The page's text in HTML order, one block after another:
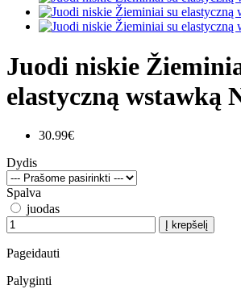
Juodi niskie
elastyczną wstawką
30.99€
Dydis
Spalva
juodas
Į krepšelį
Pageidauti
Palyginti